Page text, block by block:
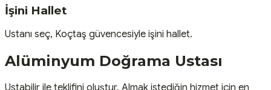
İşini Hallet
Ustanı seç, Koçtaş güvencesiyle işini hallet.
Alüminyum Doğrama Ustası